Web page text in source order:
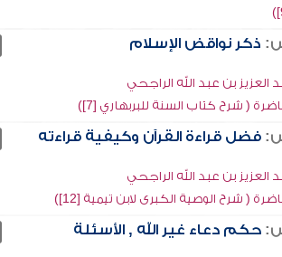
ذكر نواقض الإسلام
العزيز بن عبد الله الراجحي
( شرح كتاب السنة للبربهاري [7])
فضل قراءة القرآن وكيفية قراءته
العزيز بن عبد الله الراجحي
( شرح الوصية الكبرى لابن تيمية [12])
حكم دعاء غير الله , الأسئلة